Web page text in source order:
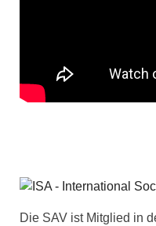
Die SAV ist Mitglied in